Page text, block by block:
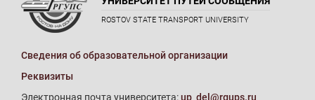
ROSTOV STATE TRANSPORT UNIVERSITY
Сведения об образовательной организации
Реквизиты
Электронная почта университета:up_del@rgups.ru